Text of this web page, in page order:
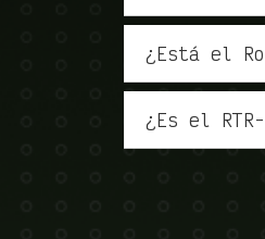
¿Está el
¿Es el